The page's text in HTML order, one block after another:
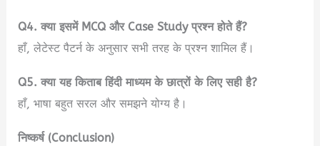
Q4. क्या इसमें MCQ और Case Study प्रश्न होते हैं?
हाँ, लेटेस्ट पैटर्न के अनुसार सभी तरह के प्रश्न शामिल हैं।
Q5. क्या यह किताब हिंदी माध्यम के छात्रों के लिए सही है?
हाँ, भाषा बहुत सरल और समझने योग्य है।
निष्कर्ष (Conclusion)